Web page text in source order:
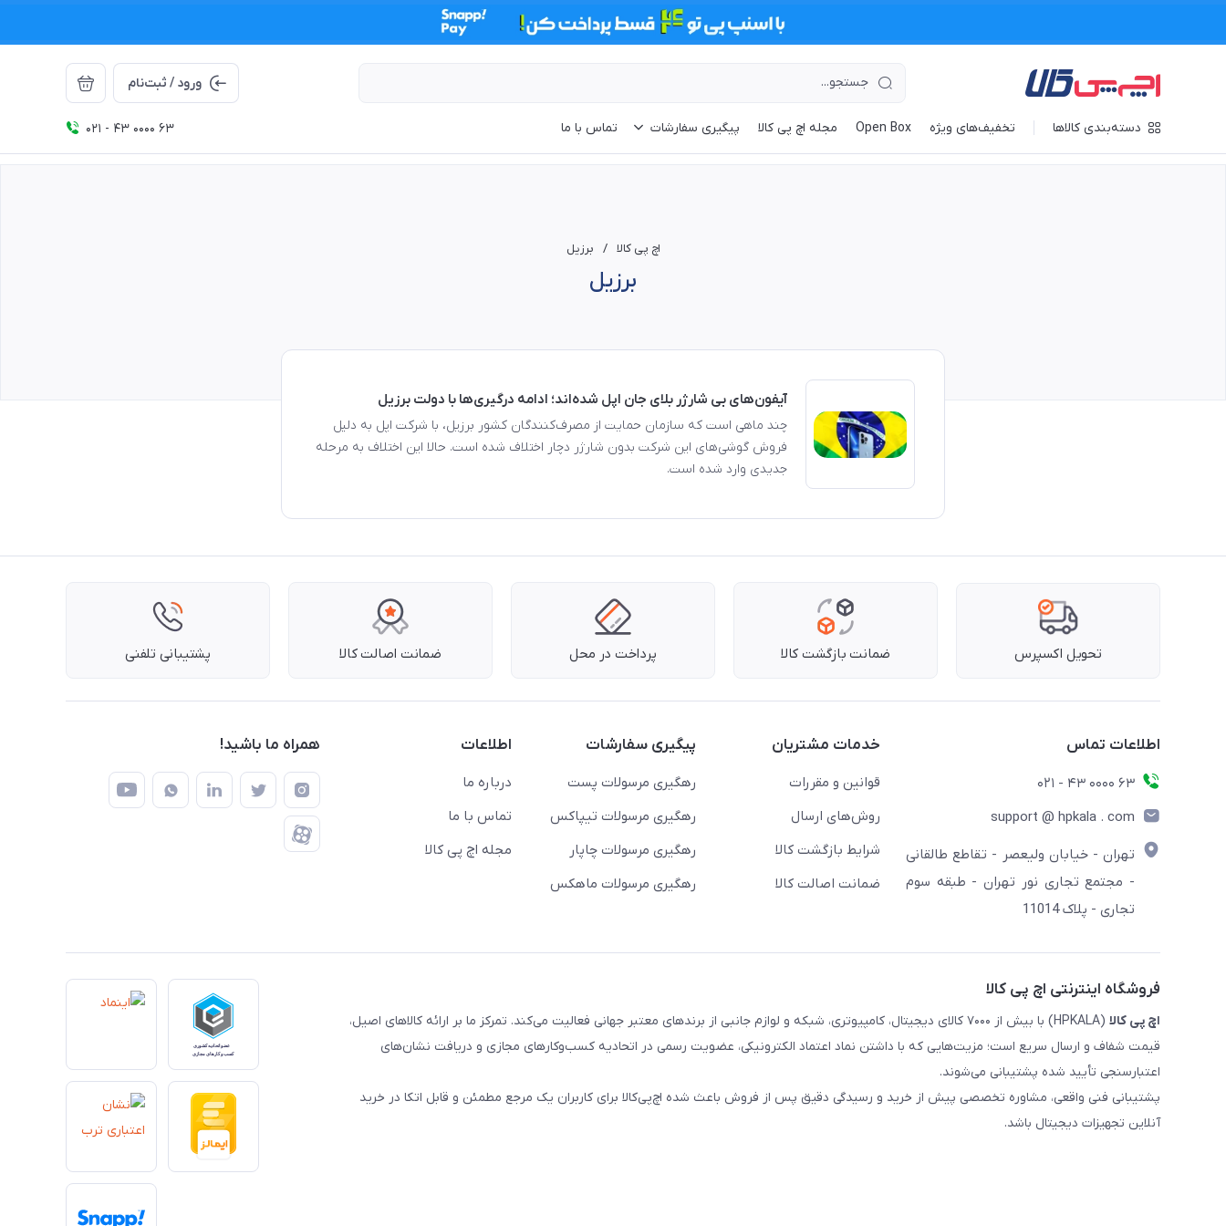
ورود / ثبت‌نام
دسته‌بندی کالاها تخفیف‌های ویژه Open Box مجله اچ پی کالا پیگیری سفارشات تماس با ما 021 - 43 0000 63
اچ پی کالا / برزیل
برزیل
آیفون‌های بی شارژر بلای جان اپل شده‌اند؛ ادامه درگیری‌ها با دولت برزیل
چند ماهی است که سازمان حمایت از مصرف‌کنندگان کشور برزیل، با شرکت اپل به دلیل
فروش گوشی‌های این شرکت بدون شارژر دچار اختلاف شده است. حالا این اختلاف به مرحله
جدیدی وارد شده است.
تحویل اکسپرس ضمانت بازگشت کالا پرداخت در محل ضمانت اصالت کالا پشتیبانی تلفنی
اطلاعات تماس
63 0000 43 - 021
support @ hpkala . com
تهران - خیابان ولیعصر - تقاطع طالقانی
- مجتمع تجاری نور تهران - طبقه سوم
تجاری - پلاک 11014
خدمات مشتریان
قوانین و مقررات
روش‌های ارسال
شرایط بازگشت کالا
ضمانت اصالت کالا
پیگیری سفارشات
رهگیری مرسولات پست
رهگیری مرسولات تیپاکس
رهگیری مرسولات چاپار
رهگیری مرسولات ماهکس
اطلاعات
درباره ما
تماس با ما
مجله اچ پی کالا
همراه ما باشید!
فروشگاه اینترنتی اچ پی کالا
اچ‌ پی‌ کالا
(HPKALA) با بیش از ۷۰۰۰ کالای دیجیتال، کامپیوتری، شبکه و لوازم جانبی از برندهای معتبر جهانی فعالیت می‌کند. تمرکز ما بر ارائه کالاهای اصیل،
قیمت شفاف و ارسال سریع است؛ مزیت‌هایی که با داشتن نماد اعتماد الکترونیکی، عضویت رسمی در اتحادیه کسب‌وکارهای مجازی و دریافت نشان‌های
اعتبارسنجی تأیید شده پشتیبانی می‌شوند.
پشتیبانی فنی واقعی، مشاوره تخصصی پیش از خرید و رسیدگی دقیق پس از فروش باعث شده اچ‌پی‌کالا برای کاربران یک مرجع مطمئن و قابل اتکا در خرید
آنلاین تجهیزات دیجیتال باشد.